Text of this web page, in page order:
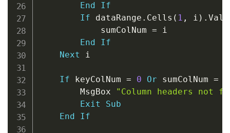
End
If
If dataRange . Cells ( 1 , i ) .
            sumColNum
= i
End
If
Next i
If keyColNum = 0 Or sumColNum =
        MsgBox
"Column headers not
Exit
Sub
End
If